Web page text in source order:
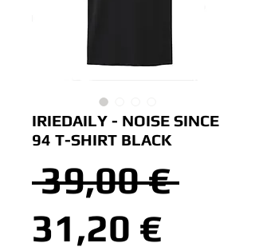
IRIEDAILY - NOISE SINCE
94 T-SHIRT BLACK
39,00 €
31,20 €